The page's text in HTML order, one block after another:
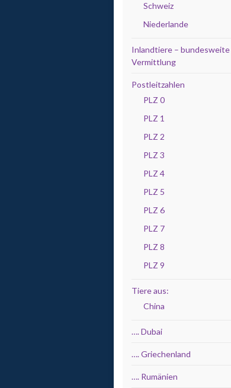
Schweiz
Niederlande
Inlandtiere – bundesweite
Vermittlung
Postleitzahlen
PLZ 0
PLZ 1
PLZ 2
PLZ 3
PLZ 4
PLZ 5
PLZ 6
PLZ 7
PLZ 8
PLZ 9
Tiere aus:
China
…. Dubai
…. Griechenland
…. Rumänien